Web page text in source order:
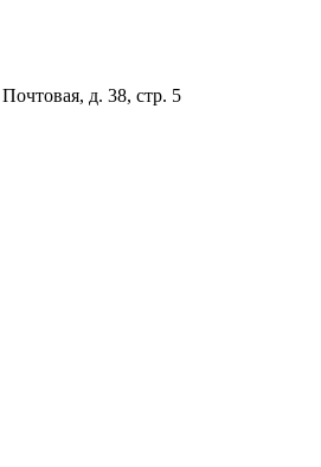
д. 38, стр. 5